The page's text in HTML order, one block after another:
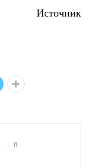
Источник
0